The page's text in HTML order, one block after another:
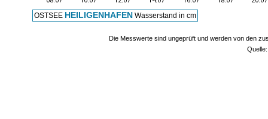
OSTSEE HEILIGENHAFEN Wasserstand in cm
Die Messwerte sind ungeprüft und werden von den